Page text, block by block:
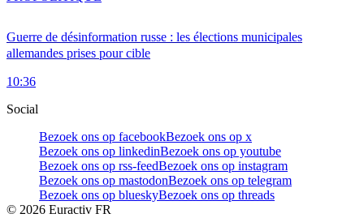
Guerre de désinformation russe : les élections municipales
allemandes prises pour cible
10:36
Social
Bezoek ons op facebookBezoek ons op x
Bezoek ons op linkedinBezoek ons op youtube
Bezoek ons op rss-feedBezoek ons op instagram
Bezoek ons op mastodonBezoek ons op telegram
Bezoek ons op blueskyBezoek ons op threads
© 2026 Euractiv FR